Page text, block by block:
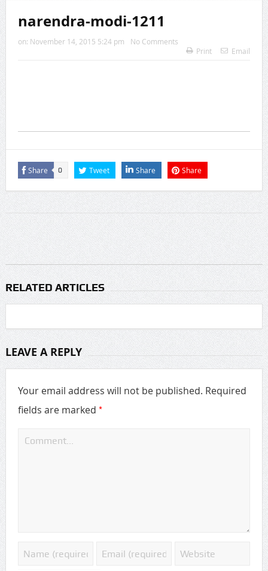
narendra-modi-1211
on: November 14, 2015 5:24 pm
No Comments
Print
Email
Share 0 Tweet Share Share
RELATED ARTICLES
LEAVE A REPLY
Your email address will not be published. Required
fields are marked *